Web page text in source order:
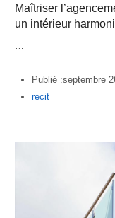
Maîtriser
un intérieur
…
Publié :septembre
Author
recit